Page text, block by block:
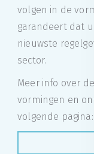
volgen in de
garandeert dat
nieuwste
sector.
Meer info over
vormingen en
volgende pagina: